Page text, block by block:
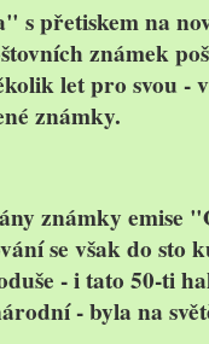
" s přetiskem na
známek
let pro svou -
známky.
známky emise
se však do sto
- i tato 50-ti
- byla na